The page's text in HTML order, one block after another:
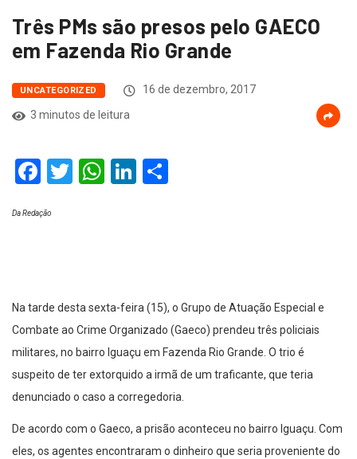
Três PMs são presos pelo GAECO
em Fazenda Rio Grande
UNCATEGORIZED
16 de dezembro, 2017
3 minutos de leitura
Facebook
Twitter
WhatsApp
LinkedIn
Da Redação
Na tarde desta sexta-feira (15), o Grupo de Atuação Especial e
Combate ao Crime Organizado (Gaeco) prendeu três policiais
militares, no bairro Iguaçu em Fazenda Rio Grande. O trio é
suspeito de ter extorquido a irmã de um traficante, que teria
denunciado o caso a corregedoria.
De acordo com o Gaeco, a prisão aconteceu no bairro Iguaçu. Com
eles, os agentes encontraram o dinheiro que seria proveniente do